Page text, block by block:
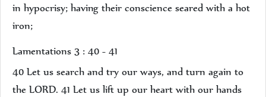
in hypocrisy; having their conscience seared with a hot
iron;
Lamentations 3 : 40 - 41
40 Let us search and try our ways, and turn again to
the LORD. 41 Let us lift up our heart with our hands